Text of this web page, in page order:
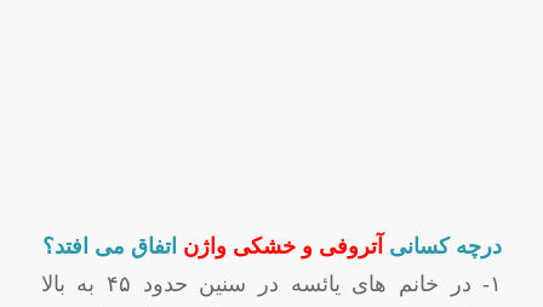
درچه کسانی آتروفی و خشکی واژن اتفاق می افتد؟
۱- در خانم های یائسه در سنین حدود ۴۵ به بالا